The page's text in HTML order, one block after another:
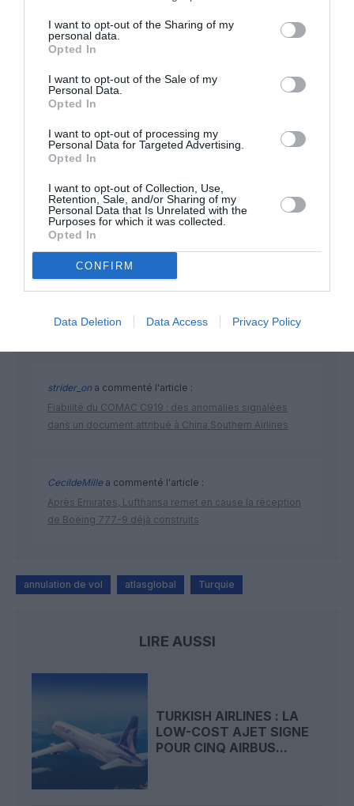
I want to opt-out of the Sharing of my
personal data.
Opted In
I want to opt-out of the Sale of my
Personal Data.
Opted In
I want to opt-out of processing my
Personal Data for Targeted Advertising.
Opted In
I want to opt-out of Collection, Use,
Retention, Sale, and/or Sharing of my
Personal Data that Is Unrelated with the
Purposes for which it was collected.
Opted In
CONFIRM
Data Deletion Data Access Privacy Policy
Appel aux lecteurs !
développement !
NOUS SOUTENIR
DERNIERS COMMENTAIRES
strider_on a commenté l'article :
Fiabilité du COMAC C919 : des anomalies signalées
dans un document attribué à China Southern Airlines
CecildeMillea commenté l'article :
Après Emirates, Lufthansa remet en cause la réception
de Boeing 777-9 déjà construits
annulation de vol atlasglobal Turquie
LIRE AUSSI
TURKISH AIRLINES : LA
LOW-COST AJET SIGNE
POUR CINQ AIRBUS...